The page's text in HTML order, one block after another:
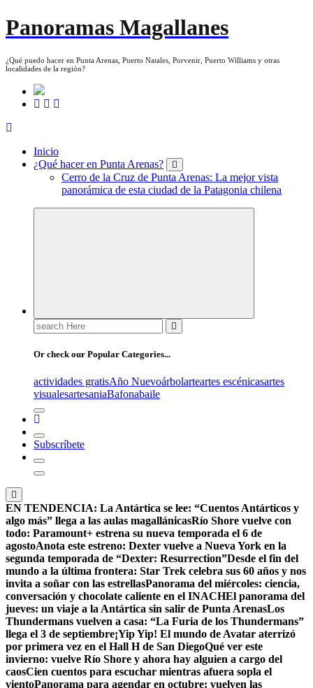
Panoramas Magallanes
¿Qué puedo hacer en Punta Arenas, Puerto Natales, Porvenir, Puerto Williams y otras
localidades de la región?
Inicio
¿Qué hacer en Punta Arenas?
Cerro de la Cruz de Punta Arenas: La mejor vista
panorámica de esta ciudad de la Patagonia chilena
Search
for:
Or check our Popular Categories...
actividades gratisAño Nuevoárbolarteartes escénicasartes
visualesartesaniaBafonabaile
Subscríbete
EN TENDENCIA: La Antártica se lee: “Cuentos Antárticos y
algo más” llega a las aulas magallánicasRío Shore vuelve con
todo: Paramount+ estrena su nueva temporada el 6 de
agostoAnota este estreno: Dexter vuelve a Nueva York en la
segunda temporada de “Dexter: Resurrection”Desde el fin del
mundo a la última frontera: Star Trek celebra sus 60 años y nos
invita a soñar con las estrellasPanorama del miércoles: ciencia,
conversación y chocolate caliente en el INACHEl panorama del
jueves: un viaje a la Antártica sin salir de Punta ArenasLos
Thundermans vuelven a casa: “La Furia de los Thundermans”
llega el 3 de septiembre¡Yip Yip! El mundo de Avatar aterrizó
por primera vez en el Hall H de San DiegoQué ver este
invierno: vuelve Río Shore y ahora hay alguien a cargo del
caosCien cuentos para escuchar mientras afuera sopla el
vientoPanorama para agendar en octubre: vuelven las